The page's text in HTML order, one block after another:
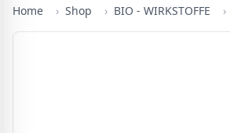
Home › Shop › BIO - WIRKSTOFFE ›